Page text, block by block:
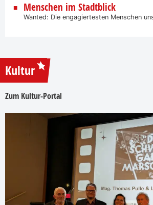
Menschen im Stadtblick
Wanted: Die engagiertesten Menschen
Kultur
Zum Kultur-Portal